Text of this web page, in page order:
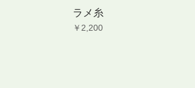
ラメ糸
価格
￥2,200